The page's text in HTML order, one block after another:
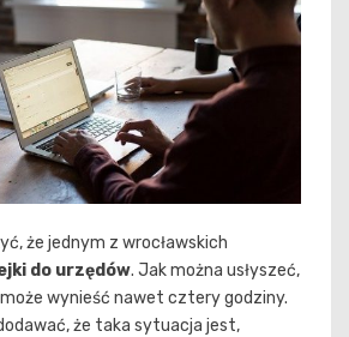
że jednym z wrocławskich
do urzędów. Jak można usłyszeć,
wynieść nawet cztery godziny.
że taka sytuacja jest,